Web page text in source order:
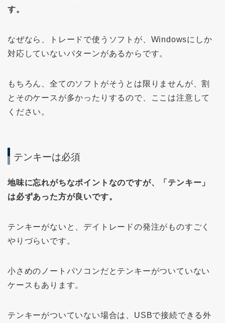
す。
なぜなら、トレードで使うソフトが、Windowsにしか
対応していないパターンがあるからです。
もちろん、全てのソフトがそうとは限りませんが、割
とそのケースが多かったりするので、ここは注意して
ください。
テンキーは必須
地味に忘れがちなポイントなのですが、「テンキー」
は必ずあった方が良いです。
テンキーがないと、デイトレードの発注がものすごく
やりづらいです。
小さめのノートパソコンだとテンキーがついていない
ケースもあります。
テンキーがついていない場合は、USBで接続できる外